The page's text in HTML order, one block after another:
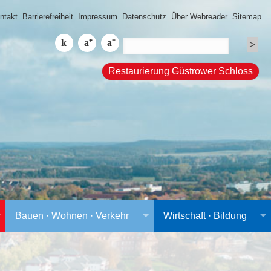
Barrierefreiheit Impressum Datenschutz Über Webreader Sitemap
Restaurierung Güstrower Schloss
Bauen · Wohnen · Verkehr Wirtschaft · Bildung